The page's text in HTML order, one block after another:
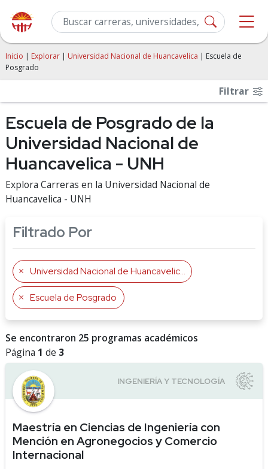
Inicio | Explorar | Universidad Nacional de Huancavelica | Escuela de
Posgrado
Filtrar
Escuela de Posgrado de la
Universidad Nacional de
Huancavelica - UNH
Explora Carreras en la Universidad Nacional de
Huancavelica - UNH
Filtrado Por
Universidad Nacional de Huancavelica
Escuela de Posgrado
Se encontraron 25 programas académicos
Página 1 de 3
Maestría en Ciencias de Ingeniería con
Mención en Agronegocios y Comercio
Internacional